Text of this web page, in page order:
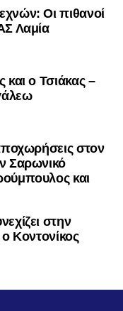
Οι πιθανοί
Λαμία
και ο Τσιάκας –
στον
Σαρωνικό
και
στην
Κοντονίκος